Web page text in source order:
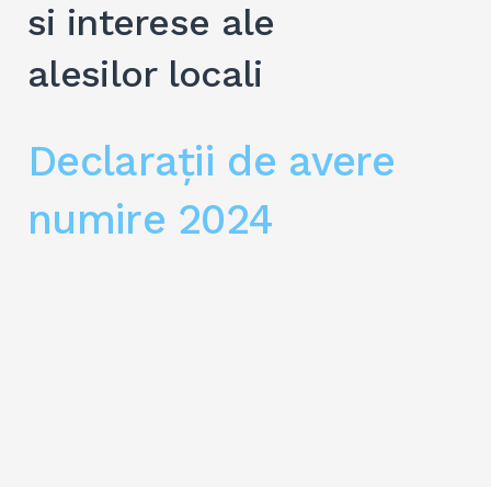
si interese ale
alesilor locali
Declarații de avere
numire 2024